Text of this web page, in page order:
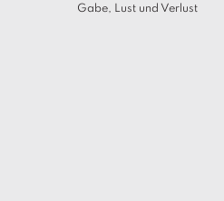
Gabe, Lust und Verlust